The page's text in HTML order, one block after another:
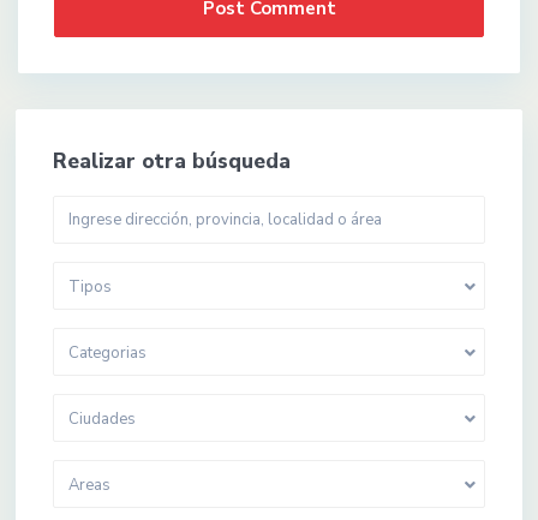
Realizar otra búsqueda
Tipos
Categorias
Ciudades
Areas